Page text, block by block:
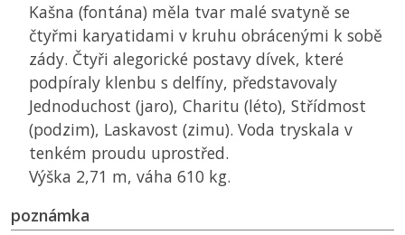
Kašna (fontána) měla tvar malé svatyně se
čtyřmi karyatidami v kruhu obrácenými k sobě
zády. Čtyři alegorické postavy dívek, které
podpíraly klenbu s delfíny, představovaly
Jednoduchost (jaro), Charitu (léto), Střídmost
(podzim), Laskavost (zimu). Voda tryskala v
tenkém proudu uprostřed.
Výška 2,71 m, váha 610 kg.
poznámka